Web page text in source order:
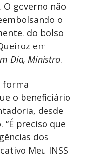
governo não
o
do bolso
em
Dia, Ministro.
forma
o beneficiário
desde
“É preciso que
dos
Meu INSS